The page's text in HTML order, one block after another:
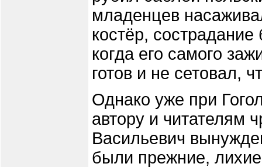
младенцев
костёр,
когда его самого
готов и не сетовал,
Однако уже при
автору и читателям
Васильевич
были прежние,